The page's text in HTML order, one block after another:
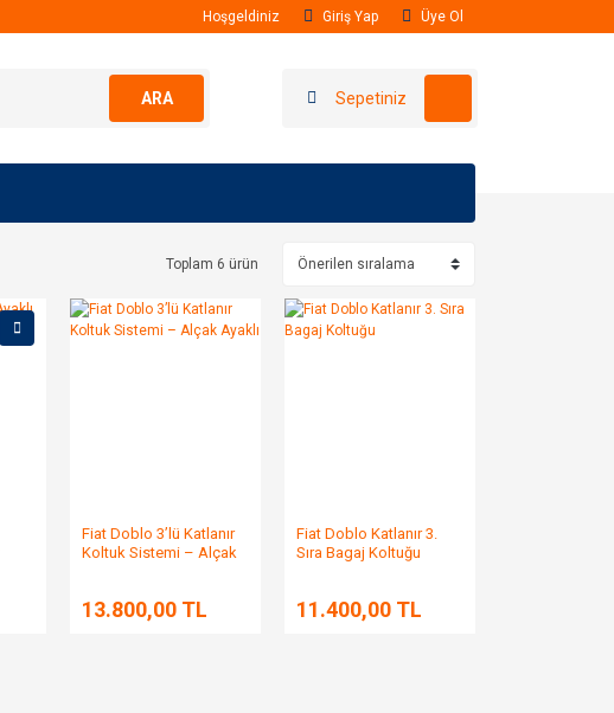
Hoşgeldiniz Giriş Yap Üye Ol
ARA Sepetiniz
Toplam 6 ürün
Fiat Doblo 3’lü Katlanır
Koltuk Sistemi – Alçak
13.800,00 TL
Fiat Doblo Katlanır 3.
Sıra Bagaj Koltuğu
11.400,00 TL